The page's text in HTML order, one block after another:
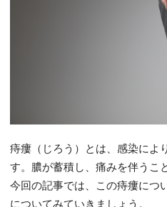
痔瘻（じろう）とは、感染によ
す。膿が蓄積し、痛みを伴うこ
今回の記事では、この痔瘻につ
についてみていきましょう。